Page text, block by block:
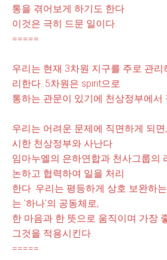
통을 겪어보게 하기도 한다.
이것은 극히 드문 일이다.
=====
우리는 현재 3차원 지구를 주로 관
리한다. 5차원은 spirit으로
통하는 관문이 있기에 천상정부에서
우리는 어려운 문제에 직면하게 되
시한 천상정부와 사난다
임마누엘의 은하연합과 천사그룹의
논하고 협력하여 일을 처리
한다. 우리는 평등하게 상호 보완하
는 '하나'의 공동체로,
한 마음과 한 뜻으로 움직이며 가장
그것을 적용시킨다.
=====